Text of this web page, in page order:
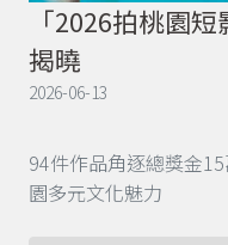
「2026拍桃園
揭曉
2026-06-13
94件作品角逐總獎金
園多元文化魅力